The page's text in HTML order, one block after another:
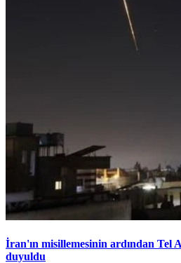
İran'ın misillemesinin ardından Tel
duyuldu